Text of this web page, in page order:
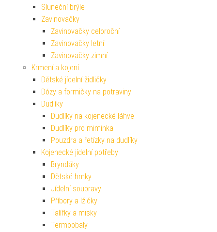
Sluneční brýle
Zavinovačky
Zavinovačky celoroční
Zavinovačky letní
Zavinovačky zimní
Krmení a kojení
Dětské jídelní židličky
Dózy a formičky na potraviny
Dudlíky
Dudlíky na kojenecké láhve
Dudlíky pro miminka
Pouzdra a řetízky na dudlíky
Kojenecké jídelní potřeby
Bryndáky
Dětské hrnky
Jídelní soupravy
Příbory a lžičky
Talířky a misky
Termoobaly